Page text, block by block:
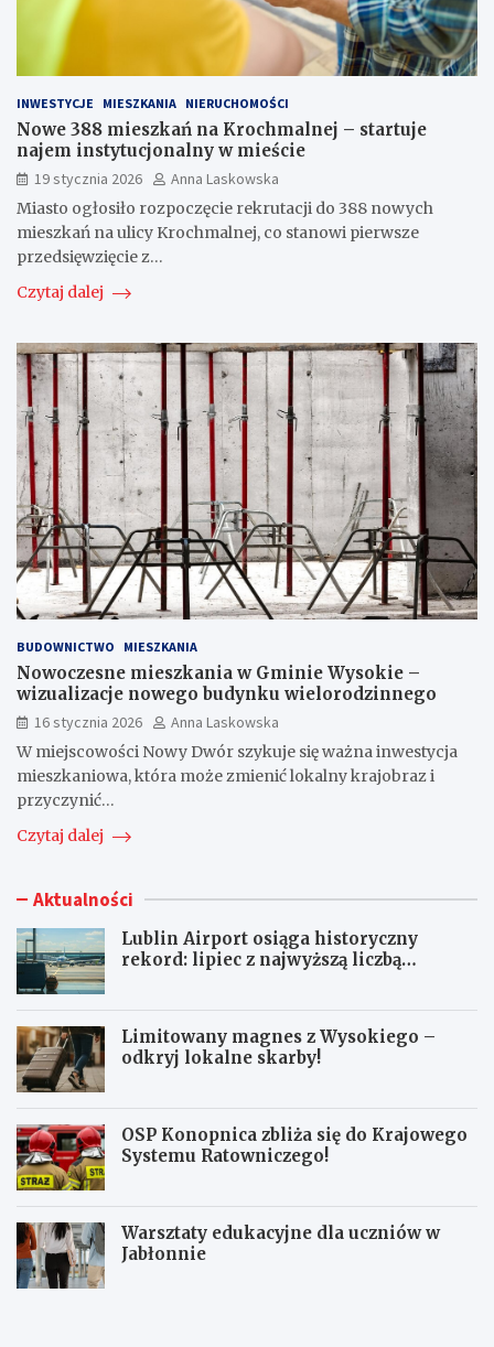
INWESTYCJE MIESZKANIA NIERUCHOMOŚCI
Nowe 388 mieszkań na Krochmalnej – startuje
najem instytucjonalny w mieście
19 stycznia 2026
Anna Laskowska
Miasto ogłosiło rozpoczęcie rekrutacji do 388 nowych
mieszkań na ulicy Krochmalnej, co stanowi pierwsze
przedsięwzięcie z…
Czytaj dalej
BUDOWNICTWO MIESZKANIA
Nowoczesne mieszkania w Gminie Wysokie –
wizualizacje nowego budynku wielorodzinnego
16 stycznia 2026
Anna Laskowska
W miejscowości Nowy Dwór szykuje się ważna inwestycja
mieszkaniowa, która może zmienić lokalny krajobraz i
przyczynić…
Czytaj dalej
Aktualności
Lublin Airport osiąga historyczny
rekord: lipiec z najwyższą liczbą
Limitowany magnes z Wysokiego –
odkryj lokalne skarby!
OSP Konopnica zbliża się do Krajowego
Systemu Ratowniczego!
Warsztaty edukacyjne dla uczniów w
Jabłonnie
L
L